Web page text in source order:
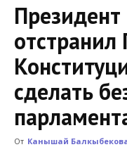
Новости
Кыргызстана
отстранил
сделать
От Канышай